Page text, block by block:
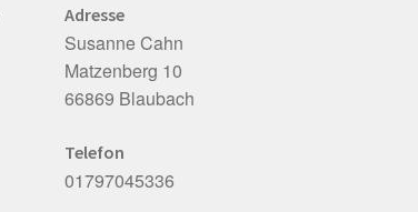
Adresse
Susanne Cahn
Matzenberg 10
66869 Blaubach
Telefon
01797045336